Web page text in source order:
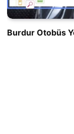
Burdur Otobüs